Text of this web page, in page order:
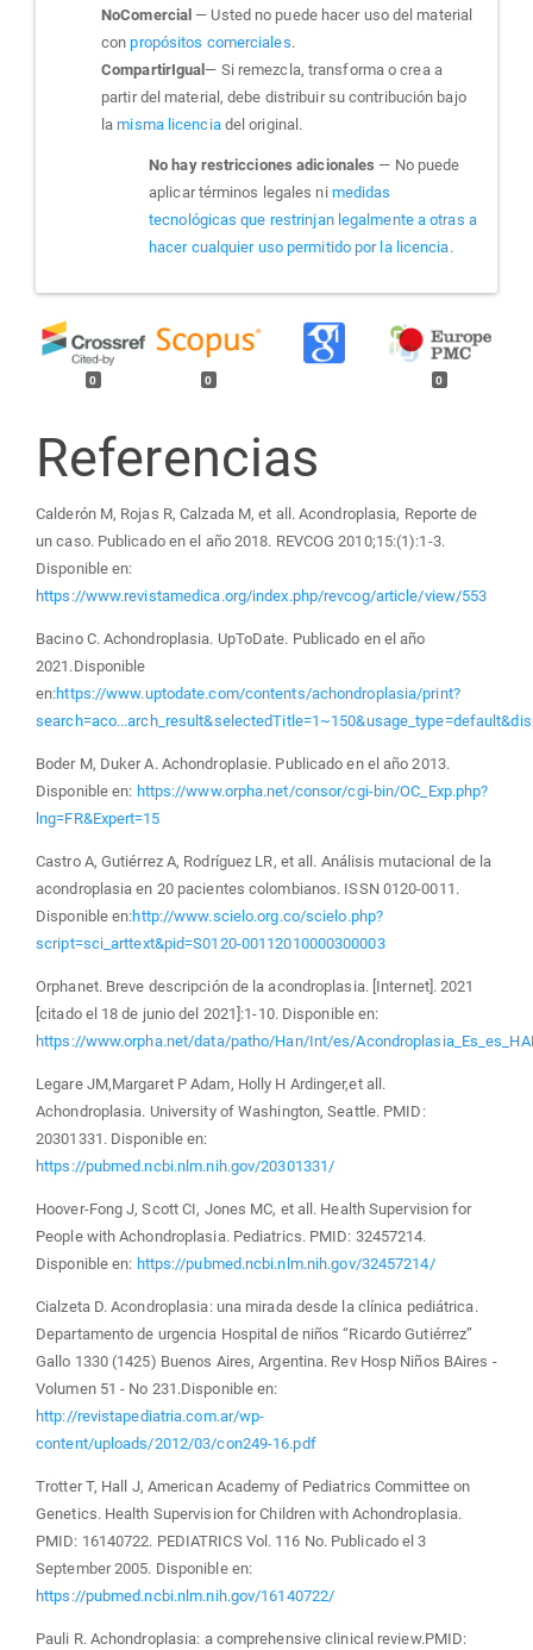
NoComercial — Usted no puede hacer uso del material
conpropósitos comerciales.
CompartirIgual— Si remezcla, transforma o crea a
partir del material, debe distribuir su contribución bajo
lamisma licenciadel original.
No hay restricciones adicionales — No puede
aplicar términos legales ni medidas
tecnológicas que restrinjan legalmente a otras a
hacer cualquier uso permitido por la licencia.
0 0 0
Referencias
Calderón M, Rojas R, Calzada M, et all. Acondroplasia, Reporte de
un caso. Publicado en el año 2018. REVCOG 2010;15:(1):1-3.
Disponible en:
https://www.revistamedica.org/index.php/revcog/article/view/553
Bacino C. Achondroplasia. UpToDate. Publicado en el año
2021.Disponible
en:https://www.uptodate.com/contents/achondroplasia/print?
Boder M, Duker A. Achondroplasie. Publicado en el año 2013.
Disponible en: https://www.orpha.net/consor/cgi-bin/OC_Exp.php?
lng=FR&Expert=15
Castro A, Gutiérrez A, Rodríguez LR, et all. Análisis mutacional de la
acondroplasia en 20 pacientes colombianos. ISSN 0120-0011.
Disponible en:http://www.scielo.org.co/scielo.php?
script=sci_arttext&pid=S0120-00112010000300003
Orphanet. Breve descripción de la acondroplasia. [Internet]. 2021
[citado el 18 de junio del 2021]:1-10. Disponible en:
https://www.orpha.net/data/patho/Han/Int/es/
Legare JM,Margaret P Adam, Holly H Ardinger,et all.
Achondroplasia. University of Washington, Seattle. PMID:
20301331. Disponible en:
https://pubmed.ncbi.nlm.nih.gov/20301331/
Hoover-Fong J, Scott CI, Jones MC, et all. Health Supervision for
People with Achondroplasia. Pediatrics. PMID: 32457214.
Disponible en: https://pubmed.ncbi.nlm.nih.gov/32457214/
Cialzeta D. Acondroplasia: una mirada desde la clínica pediátrica.
Departamento de urgencia Hospital de niños “Ricardo Gutiérrez”
Gallo 1330 (1425) Buenos Aires, Argentina. Rev Hosp Niños BAires -
Volumen 51 - No 231.Disponible en:
http://revistapediatria.com.ar/wp-
content/uploads/2012/03/con249-16.pdf
Trotter T, Hall J, American Academy of Pediatrics Committee on
Genetics. Health Supervision for Children with Achondroplasia.
PMID: 16140722. PEDIATRICS Vol. 116 No. Publicado el 3
September 2005. Disponible en:
https://pubmed.ncbi.nlm.nih.gov/16140722/
Pauli R. Achondroplasia: a comprehensive clinical review.PMID: